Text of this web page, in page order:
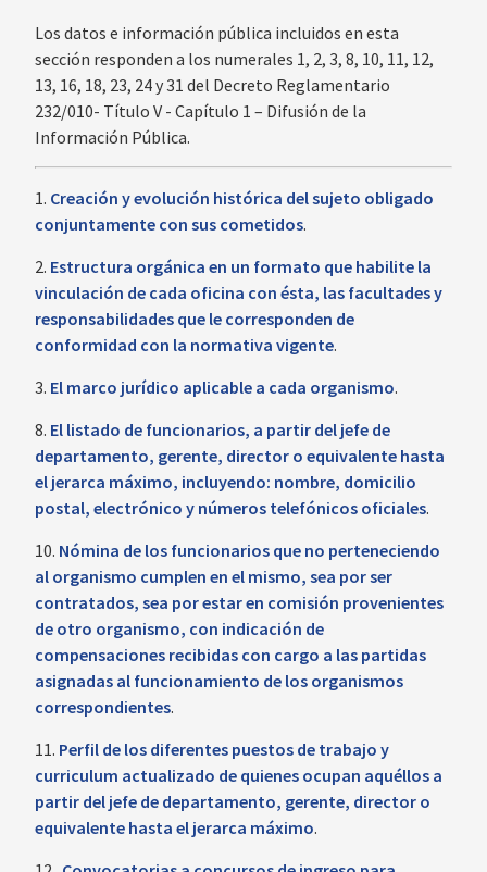
Los datos e información pública incluidos en esta
sección responden a los numerales 1, 2, 3, 8, 10, 11, 12,
13, 16, 18, 23, 24 y 31 del Decreto Reglamentario
232/010- Título V - Capítulo 1 – Difusión de la
Información Pública.
1. Creación y evolución histórica del sujeto obligado
conjuntamente con sus cometidos.
2. Estructura orgánica en un formato que habilite la
vinculación de cada oficina con ésta, las facultades y
responsabilidades que le corresponden de
conformidad con la normativa vigente.
3. El marco jurídico aplicable a cada organismo.
8. El listado de funcionarios, a partir del jefe de
departamento, gerente, director o equivalente hasta
el jerarca máximo, incluyendo: nombre, domicilio
postal, electrónico y números telefónicos oficiales.
10. Nómina de los funcionarios que no perteneciendo
al organismo cumplen en el mismo, sea por ser
contratados, sea por estar en comisión provenientes
de otro organismo, con indicación de
compensaciones recibidas con cargo a las partidas
asignadas al funcionamiento de los organismos
correspondientes.
11. Perfil de los diferentes puestos de trabajo y
curriculum actualizado de quienes ocupan aquéllos a
partir del jefe de departamento, gerente, director o
equivalente hasta el jerarca máximo.